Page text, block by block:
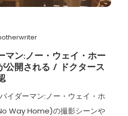
マン:ノー・ウェイ・ホー
公開される / ドクタース
イダーマン:ノー・ウェイ・ホ
Way Home)の撮影シーンや